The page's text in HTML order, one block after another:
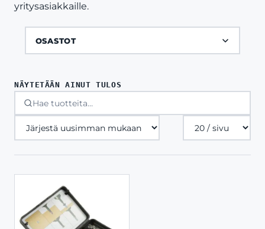
yritysasiakkaille.
OSASTOT
NÄYTETÄÄN AINUT TULOS
Tuotteita
sivulla